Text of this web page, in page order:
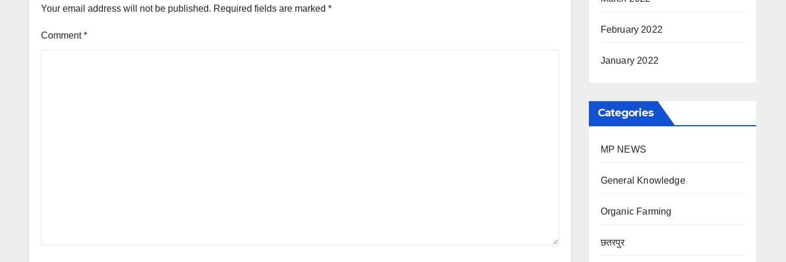
Your email address will not be published. Required fields are marked *
Comment*
February 2022
January 2022
Categories
MP NEWS
General Knowledge
Organic Farming
छतरपुर